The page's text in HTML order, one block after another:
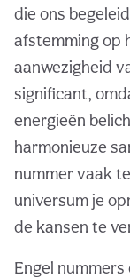
die ons
afstemming op
aanwezigheid
significant,
energieën
harmonieuze
nummer vaak
universum je
de kansen te
Engel